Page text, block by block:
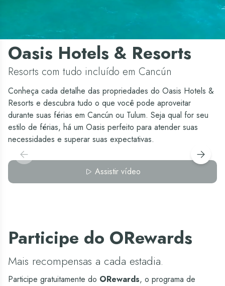
Oasis Hotels & Resorts
Resorts com tudo incluído em Cancún
Conheça cada detalhe das propriedades do Oasis Hotels &
Resorts e descubra tudo o que você pode aproveitar
durante suas férias em Cancún ou Tulum. Seja qual for seu
estilo de férias, há um Oasis perfeito para atender suas
necessidades e superar suas expectativas.
Assistir vídeo
Participe do ORewards
Mais recompensas a cada estadia.
Participe gratuitamente do ORewards, o programa de